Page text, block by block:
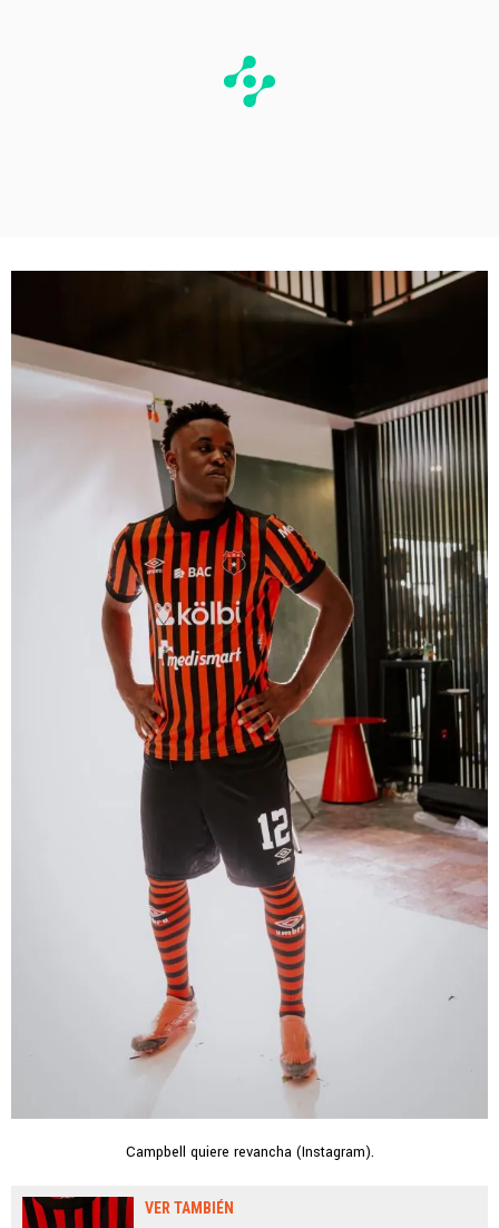
Campbell quiere revancha (Instagram).
VER TAMBIÉN